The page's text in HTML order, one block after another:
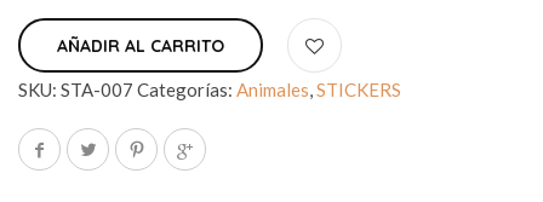
AÑADIR AL CARRITO
SKU: STA-007 Categorías: Animales,STICKERS